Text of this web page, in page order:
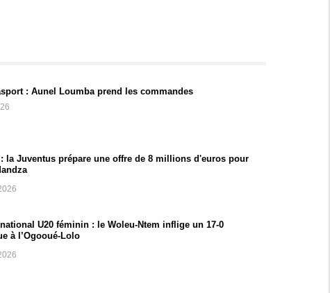
: Aunel Loumba prend les commandes
la Juventus prépare une offre de 8 millions d'euros pour
U20 féminin : le Woleu-Ntem inflige un 17-0
à l’Ogooué-Lolo